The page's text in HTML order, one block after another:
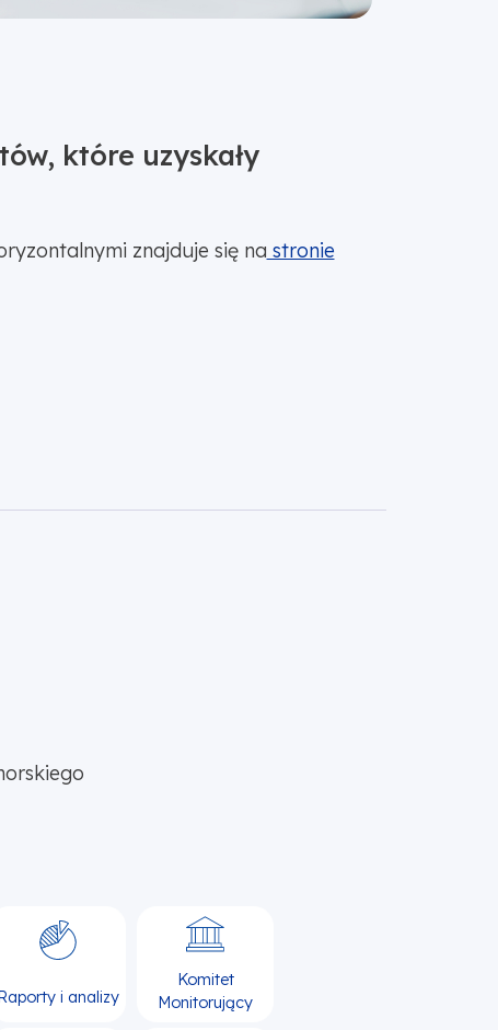
które uzyskały
znajduje się na stronie
i analizy
Komitet
Monitorujący